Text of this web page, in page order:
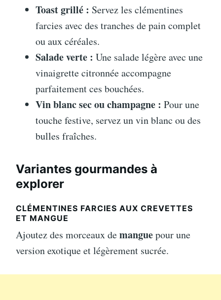
Toast grillé : Servez les clémentines
farcies avec des tranches de pain complet
ou aux céréales.
Salade verte : Une salade légère avec une
vinaigrette citronnée accompagne
parfaitement ces bouchées.
Vin blanc sec ou champagne : Pour une
touche festive, servez un vin blanc ou des
bulles fraîches.
Variantes gourmandes à
explorer
CLÉMENTINES FARCIES AUX CREVETTES
ET MANGUE
Ajoutez des morceaux demanguepour une
version exotique et légèrement sucrée.